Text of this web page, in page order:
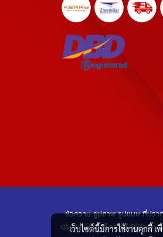
ข้อความ รูปภาพ รูปแบบ ที่ปรา
ประโยชน์อื่นใดโดยไม่ได้รับอนุ
เว็บไซต์นี้มีการใช้งานคุกกี้